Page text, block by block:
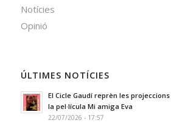
Notícies
Opinió
ÚLTIMES NOTÍCIES
El Cicle Gaudí reprèn les projeccions
la pel·lícula Mi amiga Eva
22/07/2026 - 17:57